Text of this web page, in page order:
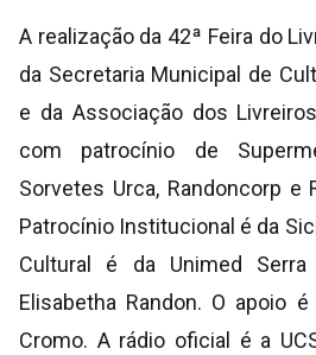
A realização da 42ª Feira do
da Secretaria Municipal de
e da Associação dos
com patrocínio de
Sorvetes Urca, Randoncorp e
Patrocínio Institucional é da
Cultural é da Unimed
Elisabetha Randon. O apoio
Cromo. A rádio oficial é a